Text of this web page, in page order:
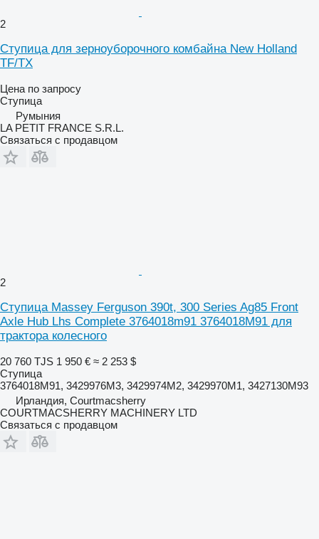
2
Ступица для зерноуборочного комбайна New Holland
TF/TX
Цена по запросу
Ступица
Румыния
LA PETIT FRANCE S.R.L.
Связаться с продавцом
2
Ступица Massey Ferguson 390t, 300 Series Ag85 Front
Axle Hub Lhs Complete 3764018m91 3764018M91 для
трактора колесного
20 760 TJS 1 950 € ≈ 2 253 $
Ступица
3764018M91, 3429976M3, 3429974M2, 3429970M1, 3427130M93
Ирландия, Courtmacsherry
COURTMACSHERRY MACHINERY LTD
Связаться с продавцом